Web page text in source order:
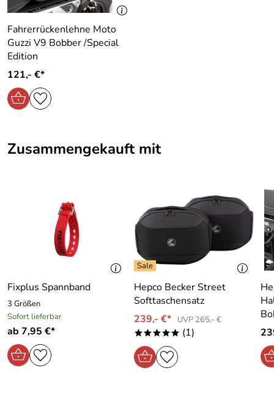
Steinmauer 6 66955 Pirmasens Deutschland,
www.hepco-becker.de
Fahrerrückenlehne Moto
Guzzi V9 Bobber /Special
Edition
121,- €*
Zusammengekauft mit
Fixplus Spannband
3 Größen
Sofort lieferbar
ab 7,95 €*
Hepco Becker Street
Softtaschensatz
239,- €*
UVP 265,- €
***** (1)